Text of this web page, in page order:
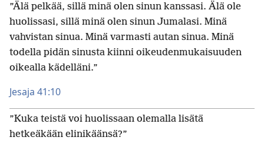
”Älä pelkää, sillä minä olen sinun kanssasi. Älä ole
huolissasi, sillä minä olen sinun Jumalasi. Minä
vahvistan sinua. Minä varmasti autan sinua. Minä
todella pidän sinusta kiinni oikeudenmukaisuuden
oikealla kädelläni.”
Jesaja 41:10
”Kuka teistä voi huolissaan olemalla lisätä
hetkeäkään elinikäänsä?”